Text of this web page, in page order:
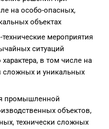
на особо-опасных,
объектах
мероприятия
ситуаций
в том числе на
сложных и уникальных
промышленной
объектов,
технически сложных